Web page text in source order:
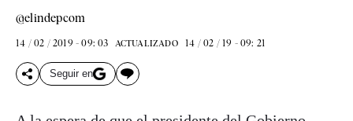
@elindepcom
14 / 02 / 2019 - 09: 03 ACTUALIZADO 14 / 02 / 19 - 09: 21
Seguir en